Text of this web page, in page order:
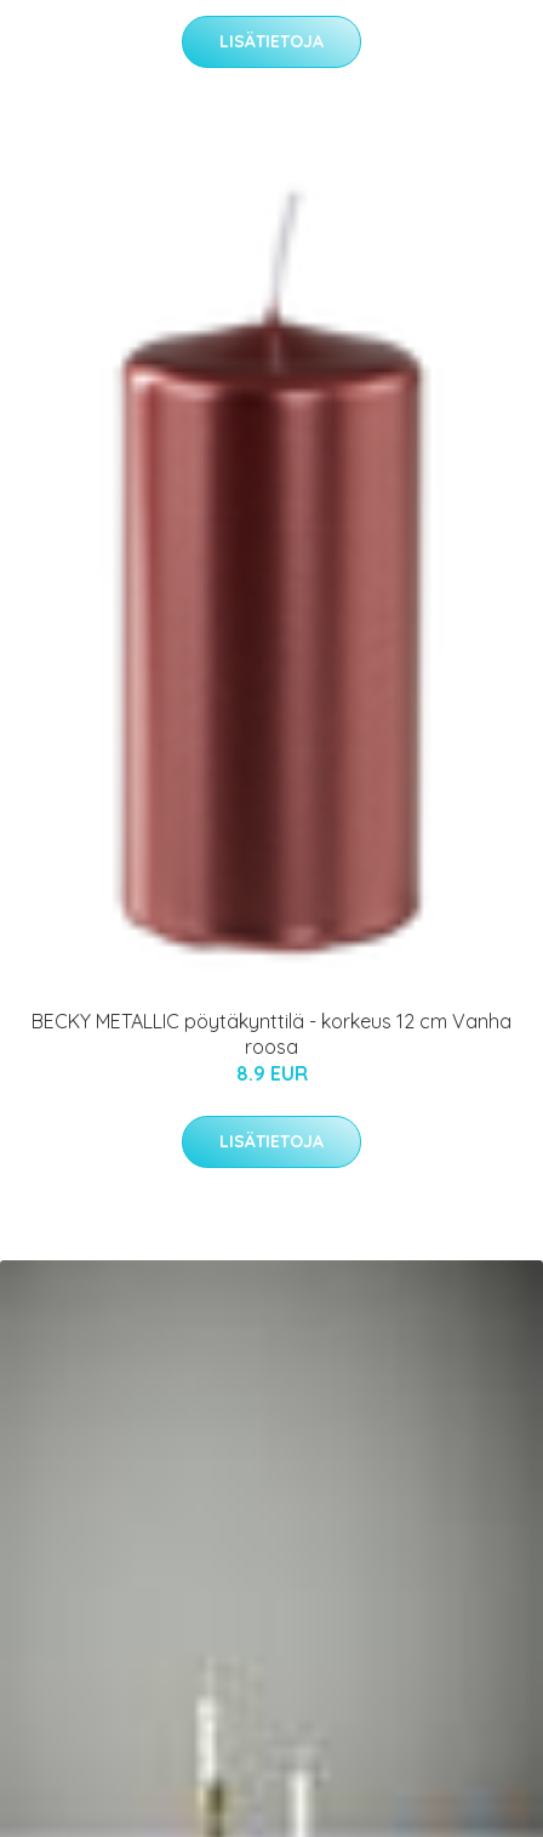
LISÄTIETOJA
BECKY METALLIC pöytäkynttilä - korkeus 12 cm Vanha
roosa
8.9 EUR
LISÄTIETOJA